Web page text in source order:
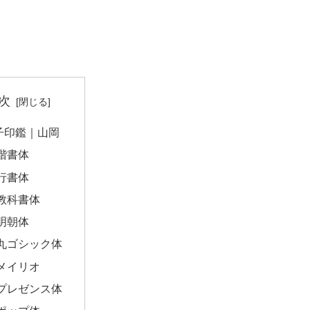
印鑑｜山岡
書体
書体
科書体
朝体
ゴシック体
イリオ
レゼンス体